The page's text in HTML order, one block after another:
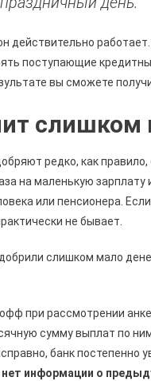
действительно
поступающие
вы сможете
слишком
редко, как
на маленькую
или пенсионера.
не бывает.
слишком мало
при рассмотрении
сумму выплат по
банк постепенно
нет информации о